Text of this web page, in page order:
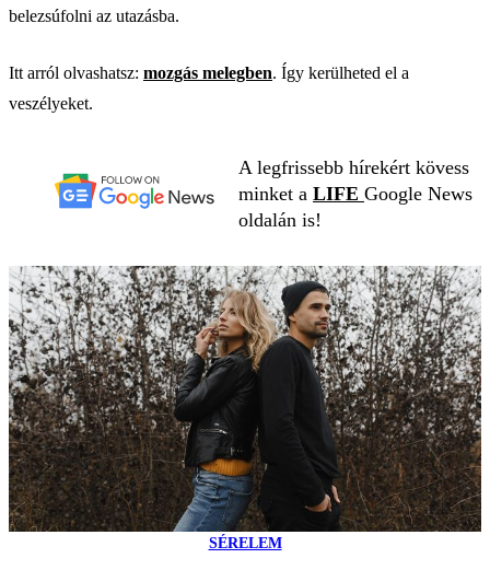
belezsúfolni az utazásba.
Itt arról olvashatsz: mozgás melegben. Így kerülheted el a
veszélyeket.
A legfrissebb hírekért kövess
minket a LIFE Google News
oldalán is!
SÉRELEM